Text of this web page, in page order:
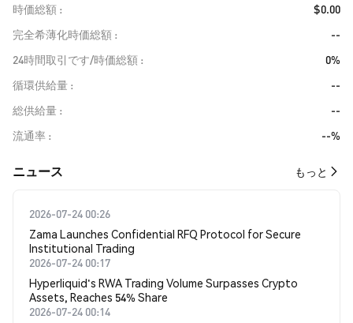
時価総額
$0.00
完全希薄化時価総額
--
24時間取引です/時価総額
0%
循環供給量
--
総供給量
--
流通率
--%
​​ニュース​​ もっと
2026-07-24 00:26
Zama Launches Confidential RFQ Protocol for Secure
Institutional Trading
2026-07-24 00:17
Hyperliquid's RWA Trading Volume Surpasses Crypto
Assets, Reaches 54% Share
2026-07-24 00:14